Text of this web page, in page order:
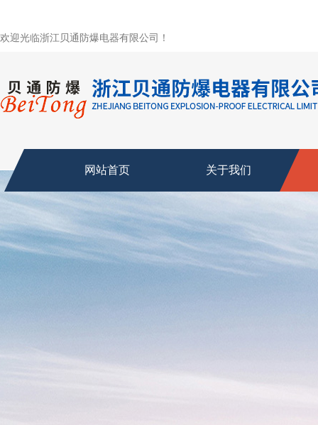
欢迎光临浙江贝通防爆电器有限公司！
网站首页 关于我们